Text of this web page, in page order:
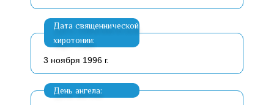
Дата священнической
хиротонии:
3 ноября 1996 г.
День ангела: